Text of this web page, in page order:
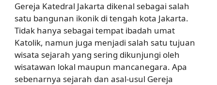
Gereja Katedral Jakarta dikenal sebagai salah
satu bangunan ikonik di tengah kota Jakarta.
Tidak hanya sebagai tempat ibadah umat
Katolik, namun juga menjadi salah satu tujuan
wisata sejarah yang sering dikunjungi oleh
wisatawan lokal maupun mancanegara. Apa
sebenarnya sejarah dan asal-usul Gereja